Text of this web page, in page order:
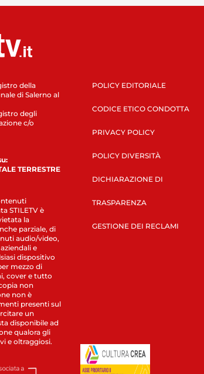
della
di Salerno al
degli
c/o
TERRESTRE
STILETV è
la
parziale, di
audio/video,
e
dispositivo
mezzo di
cover e tutto
non
non è
presenti sul
un
disponibile ad
qualora gli
e oltraggiosi.
POLICY EDITORIALE
CODICE ETICO CONDOTTA
PRIVACY POLICY
POLICY DIVERSITÀ
DICHIARAZIONE DI
TRASPARENZA
GESTIONE DEI RECLAMI